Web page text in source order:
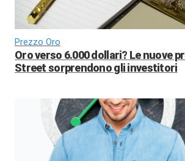
Prezzo Oro
Oro verso 6.000 dollari? Le nuove
Street sorprendono gli investitori